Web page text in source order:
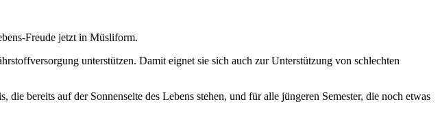
Freude jetzt in Müsliform.
unterstützen. Damit eignet sie sich auch zur Unterstützung von schlechten
bereits auf der Sonnenseite des Lebens stehen, und für alle jüngeren Semester, die noch etwas